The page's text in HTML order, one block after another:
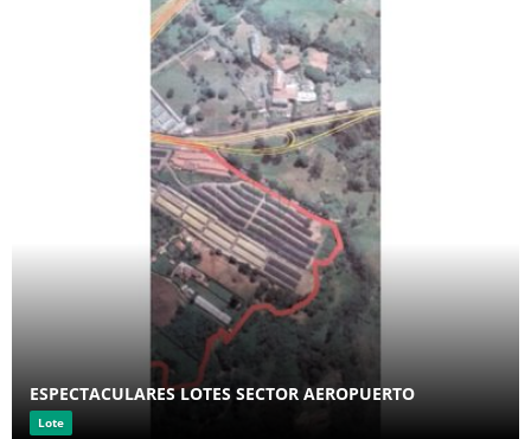
ESPECTACULARES LOTES SECTOR AEROPUERTO
Lote